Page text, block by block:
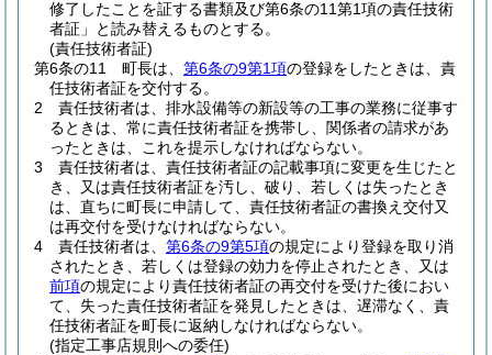
修了したことを証する書類及び第6条の11第1項の責任技術
者証」と読み替えるものとする。
(責任技術者証)
第6条の11
町長は、 第6条の9第1項の登録をしたときは、責
任技術者証を交付する。
2
責任技術者は、排水設備等の新設等の工事の業務に従事す
るときは、常に責任技術者証を携帯し、関係者の請求があ
ったときは、これを提示しなければならない。
3
責任技術者は、責任技術者証の記載事項に変更を生じたと
き、又は責任技術者証を汚し、破り、若しくは失ったとき
は、直ちに町長に申請して、責任技術者証の書換え交付又
は再交付を受けなければならない。
4
責任技術者は、 第6条の9第5項の規定により登録を取り消
されたとき、若しくは登録の効力を停止されたとき、又は
前項の規定により責任技術者証の再交付を受けた後におい
て、失った責任技術者証を発見したときは、遅滞なく、責
任技術者証を町長に返納しなければならない。
(指定工事店規則への委任)